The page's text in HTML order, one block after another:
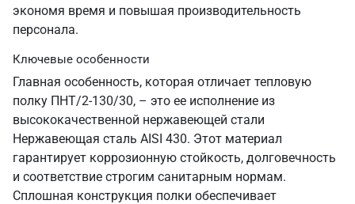
экономя время и повышая производительность
персонала.
Ключевые особенности
Главная особенность, которая отличает тепловую
полку ПНТ/2-130/30, – это ее исполнение из
высококачественной нержавеющей стали
Нержавеющая сталь AISI 430. Этот материал
гарантирует коррозионную стойкость, долговечность
и соответствие строгим санитарным нормам.
Сплошная конструкция полки обеспечивает